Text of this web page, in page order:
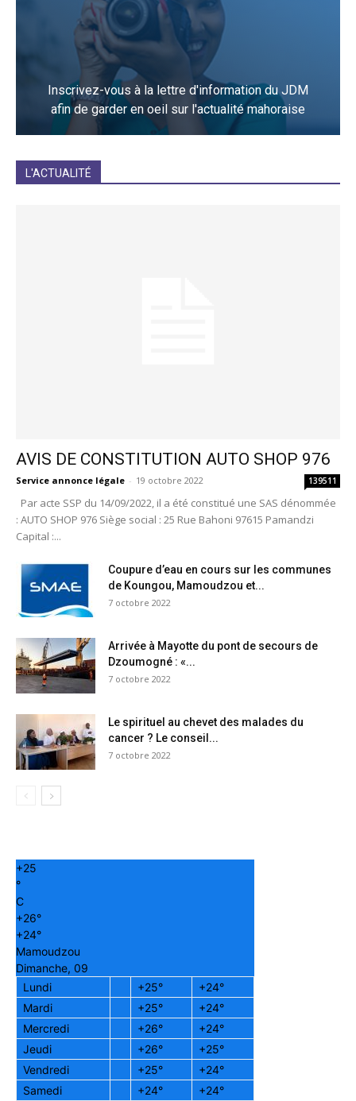
Inscrivez-vous à la lettre d'information du JDM
afin de garder en oeil sur l'actualité mahoraise
L'ACTUALITÉ
AVIS DE CONSTITUTION AUTO SHOP 976
Service annonce légale - 19 octobre 2022 139511
Par acte SSP du 14/09/2022, il a été constitué une SAS dénommée
: AUTO SHOP 976 Siège social : 25 Rue Bahoni 97615 Pamandzi
Capital :...
Coupure d’eau en cours sur les communes
de Koungou, Mamoudzou et...
7 octobre 2022
Arrivée à Mayotte du pont de secours de
Dzoumogné : «...
7 octobre 2022
Le spirituel au chevet des malades du
cancer ? Le conseil...
7 octobre 2022
+25
°
C
+26°
+24°
Mamoudzou
Dimanche, 09
Lundi
+25° +24°
Mardi
+25° +24°
Mercredi
+26° +24°
Jeudi
+26° +25°
Vendredi
+25° +24°
Samedi
+24° +24°